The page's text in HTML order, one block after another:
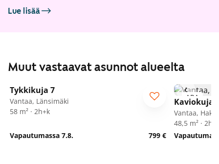
Lue lisää
Muut vastaavat asunnot alueelta
Tykkikuja 7
Vantaa, Länsimäki
58 m² · 2h+k
Vapautumassa 7.8. 799 €
ARA
Kaviokuja
Vantaa,
48,5 m² ·